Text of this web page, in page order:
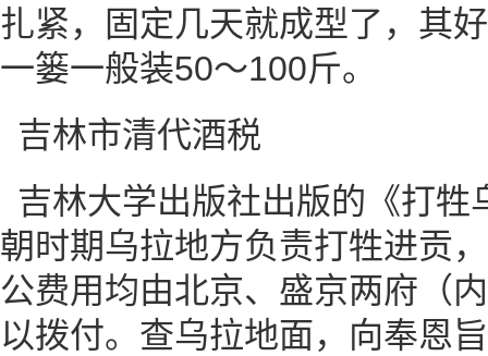
扎紧，固定几天就成型了，其
一篓一般装50～100斤。
吉林市清代酒税
吉林大学出版社出版的《打牲
朝时期乌拉地方负责打牲进贡
公费用均由北京、盛京两府（
以拨付。查乌拉地面，向奉恩